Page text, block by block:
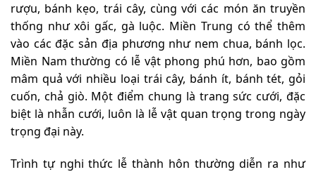
rượu, bánh kẹo, trái cây, cùng với các món ăn truyền
thống như xôi gấc, gà luộc. Miền Trung có thể thêm
vào các đặc sản địa phương như nem chua, bánh lọc.
Miền Nam thường có lễ vật phong phú hơn, bao gồm
mâm quả với nhiều loại trái cây, bánh ít, bánh tét, gỏi
cuốn, chả giò. Một điểm chung là trang sức cưới, đặc
biệt là nhẫn cưới, luôn là lễ vật quan trọng trong ngày
trọng đại này.
Trình tự nghi thức lễ thành hôn thường diễn ra như